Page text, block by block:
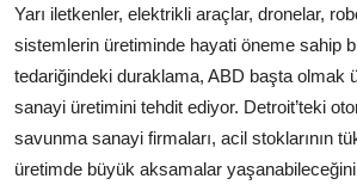
Yarı iletkenler, elektrikli araçlar, dronelar,
sistemlerin üretiminde hayati öneme sahip
tedariğindeki duraklama, ABD başta olmak
sanayi üretimini tehdit ediyor. Detroit’teki
savunma sanayi firmaları, acil stoklarının
üretimde büyük aksamalar